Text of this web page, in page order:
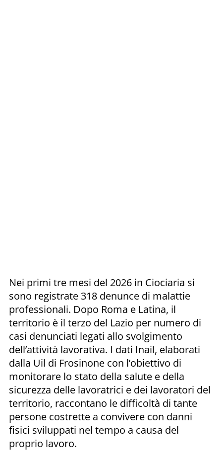
Nei primi tre mesi del 2026 in Ciociaria si
sono registrate 318 denunce di malattie
professionali. Dopo Roma e Latina, il
territorio è il terzo del Lazio per numero di
casi denunciati legati allo svolgimento
dell’attività lavorativa. I dati Inail, elaborati
dalla Uil di Frosinone con l’obiettivo di
monitorare lo stato della salute e della
sicurezza delle lavoratrici e dei lavoratori del
territorio, raccontano le difficoltà di tante
persone costrette a convivere con danni
fisici sviluppati nel tempo a causa del
proprio lavoro.